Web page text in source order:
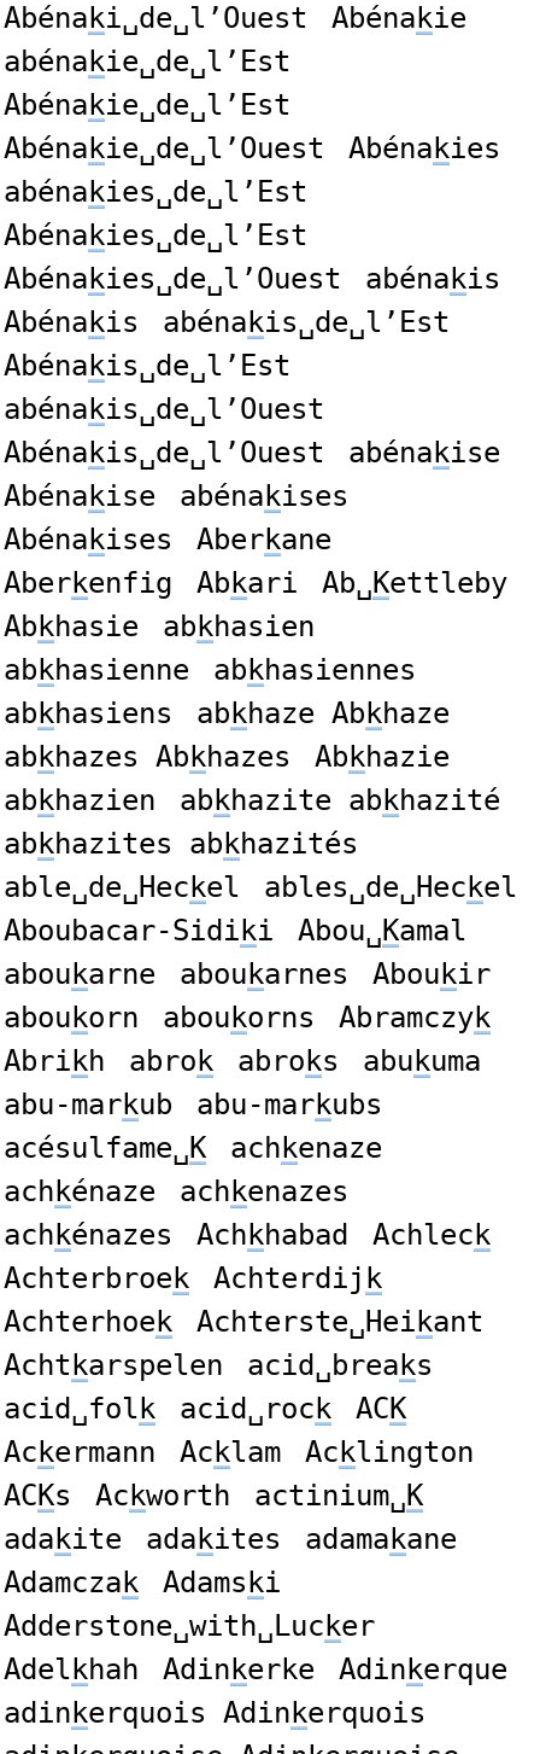
Abéna ki␣de␣l’Ouest Abéna kie
abéna kie␣de␣l’Est
Abéna kie␣de␣l’Est
Abéna kie␣de␣l’Ouest Abéna kies
abéna kies␣de␣l’Est
Abéna kies␣de␣l’Est
Abéna kies␣de␣l’Ouest abéna kis
Abéna kis abéna kis␣de␣l’Est
Abéna kis␣de␣l’Est
abéna kis␣de␣l’Ouest
Abéna kis␣de␣l’Ouest abéna kise
Abéna kise abéna kises
Abéna kises Aberkane
Aberkenfig Ab kari Ab␣Kettleby
Ab khasie ab khasien
ab khasienne ab khasiennes
ab khasiens ab khaze Ab khaze
ab khazes Ab khazes Ab khazie
ab khazien ab khazite ab khazité
ab khazites ab khazités
able␣de␣Hec kel ables␣de␣Hec kel
Aboubacar-Sidi ki Abou␣Kamal
abou karne abou karnes Abou kir
abou korn abou korns Abramczyk
Abri kh abro k abro ks abu kuma
abu-markub abu-markubs
acésulfame␣K ach kenaze
ach kénaze ach kenazes
ach kénazes Ach khabad Achlec k
Achterbroe k Achterdij k
Achterhoe k Achterste␣Hei kant
Acht karspelen acid␣brea ks
acid␣fol k acid␣roc k ACK
Ac kermann Ac klam Ac klington
ACKs Ac kworth actinium␣K
ada kite ada kites adama kane
Adamcza k Adams ki
Adderstone␣with␣Luc ker
Adel khah Adin kerke Adin kerque
adin kerquois Adin kerquois